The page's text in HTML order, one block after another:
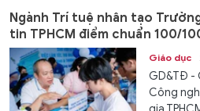
Ngành Trí tuệ nhân tạo
tin TPHCM điểm chuẩn 100/
Giáo dục
GD&TĐ -
Công